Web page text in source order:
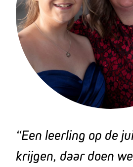
“Een leerling op de
krijgen, daar doen